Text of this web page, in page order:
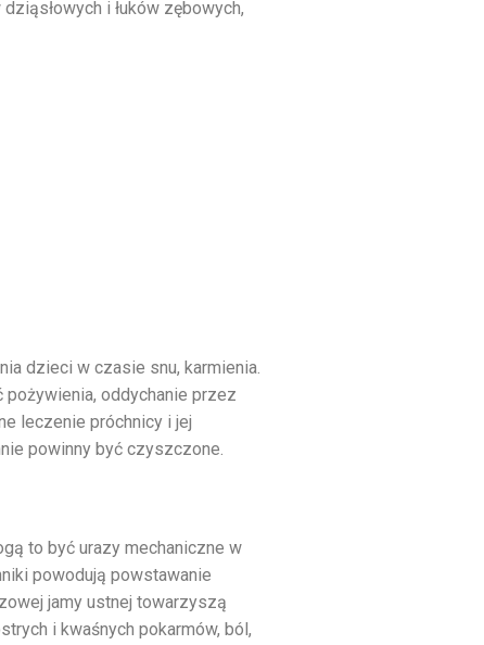
i łuków zębowych,
dzieci w czasie snu, karmienia.
pożywienia, oddychanie przez
leczenie próchnicy i jej
powinny być czyszczone.
to być urazy mechaniczne w
powodują powstawanie
jamy ustnej towarzyszą
i kwaśnych pokarmów, ból,